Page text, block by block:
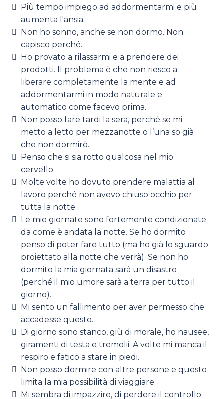
Più tempo impiego ad addormentarmi e più
aumenta l'ansia.
Non ho sonno, anche se non dormo. Non
capisco perché.
Ho provato a rilassarmi e a prendere dei
prodotti. Il problema è che non riesco a
liberare completamente la mente e ad
addormentarmi in modo naturale e
automatico come facevo prima.
Non posso fare tardi la sera, perché se mi
metto a letto per mezzanotte o l’una so già
che non dormirò.
Penso che si sia rotto qualcosa nel mio
cervello.
Molte volte ho dovuto prendere malattia al
lavoro perché non avevo chiuso occhio per
tutta la notte.
Le mie giornate sono fortemente condizionate
da come è andata la notte. Se ho dormito
penso di poter fare tutto (ma ho già lo sguardo
proiettato alla notte che verrà). Se non ho
dormito la mia giornata sarà un disastro
(perché il mio umore sarà a terra per tutto il
giorno).
Mi sento un fallimento per aver permesso che
accadesse questo.
Di giorno sono stanco, giù di morale, ho nausee,
giramenti di testa e tremolii. A volte mi manca il
respiro e fatico a stare in piedi.
Non posso dormire con altre persone e questo
limita la mia possibilità di viaggiare.
Mi sembra di impazzire, di perdere il controllo.